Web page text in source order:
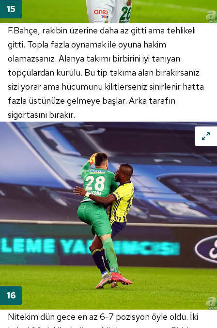
F.Bahçe, rakibin üzerine daha az gitti ama tehlikeli
gitti. Topla fazla oynamak ile oyuna hakim
olamazsanız. Alanya takımı birbirini iyi tanıyan
topçulardan kurulu. Bu tip takıma alan bırakırsanız
sizi yorar ama hücumunu kilitlerseniz sinirlenir hatta
fazla üstünüze gelmeye başlar. Arka tarafın
sigortasını bırakır.
Nitekim dün gece en az 6-7 pozisyon öyle oldu. İki